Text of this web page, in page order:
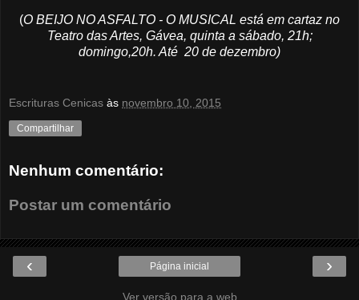
(O BEIJO NO ASFALTO - O MUSICAL está em cartaz no
Teatro das Artes, Gávea, quinta a sábado, 21h;
domingo,20h. Até 20 de dezembro)
Escrituras Cenicas às novembro 10, 2015
Compartilhar
Nenhum comentário:
Postar um comentário
‹ ›
Página inicial
Ver versão para a web